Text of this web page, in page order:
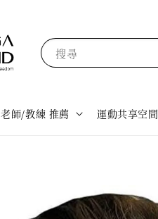
搜尋
老師/教練 推薦 運動共享空間